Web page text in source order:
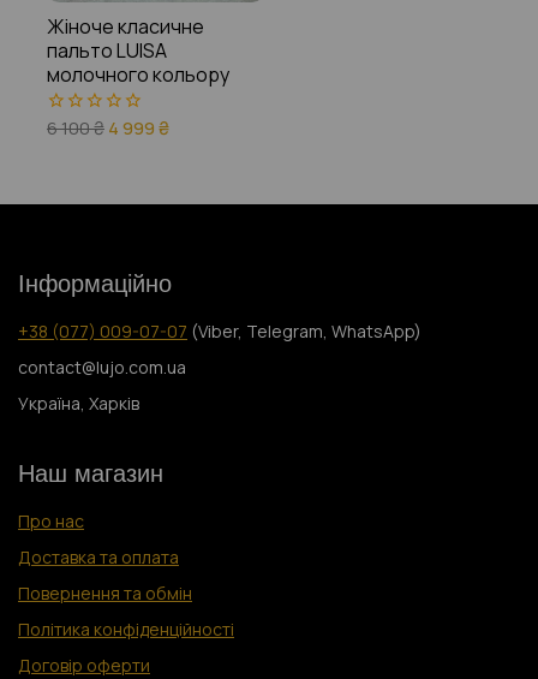
Жіноче класичне
пальто LUISA
молочного кольору
0
6 100₴4 999₴
Інформаційно
+38 (077) 009-07-07 (Viber, Telegram, WhatsApp)
contact@lujo.com.ua
Україна, Харків
Наш магазин
Про нас
Доставка та оплата
Повернення та обмін
Політика конфіденційності
Договір оферти